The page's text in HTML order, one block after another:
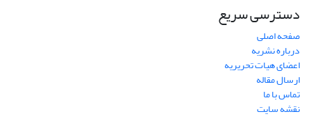
دسترسی سریع
صفحه اصلی
درباره نشریه
اعضای هیات تحریریه
ارسال مقاله
تماس با ما
نقشه سایت